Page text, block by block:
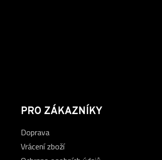
PRO ZÁKAZNÍKY
Doprava
Vrácení zboží